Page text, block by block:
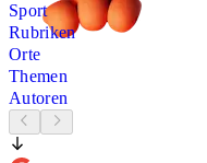
Sport
Rubriken
Orte
Themen
Autoren